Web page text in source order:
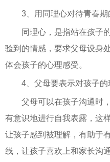
3、用同理心对待青春期
同理心，是指站在孩子
验到的情感，要求父母设身
体会孩子的心理感受。
4、父母要表示对孩子的
父母可以在孩子沟通时
有意识地进行自我表露，这
让孩子感到被理解，有助于
线，让孩子喜欢上和家长沟通